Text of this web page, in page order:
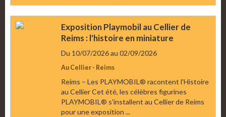
Exposition Playmobil au Cellier de
Reims : l'histoire en miniature
Du 10/07/2026au 02/09/2026
Au Cellier - Reims
Reims – Les PLAYMOBIL® racontent l'Histoire
au Cellier Cet été, les célèbres figurines
PLAYMOBIL® s'installent au Cellier de Reims
pour une exposition ...